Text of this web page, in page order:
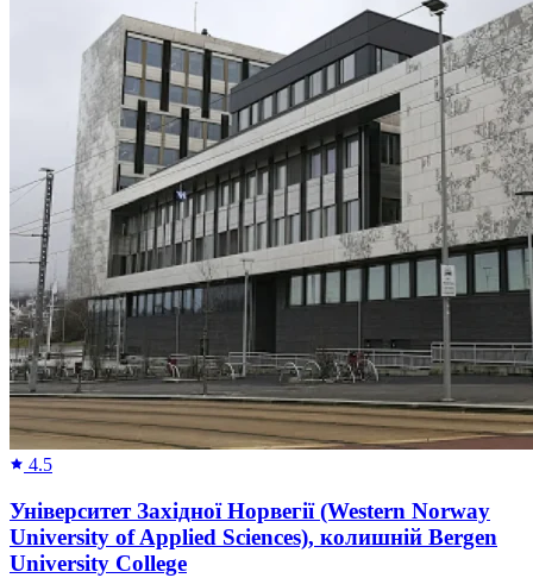
4.5
Університет Західної Норвегії (Western Norway
University of Applied Sciences), колишній Bergen
University College